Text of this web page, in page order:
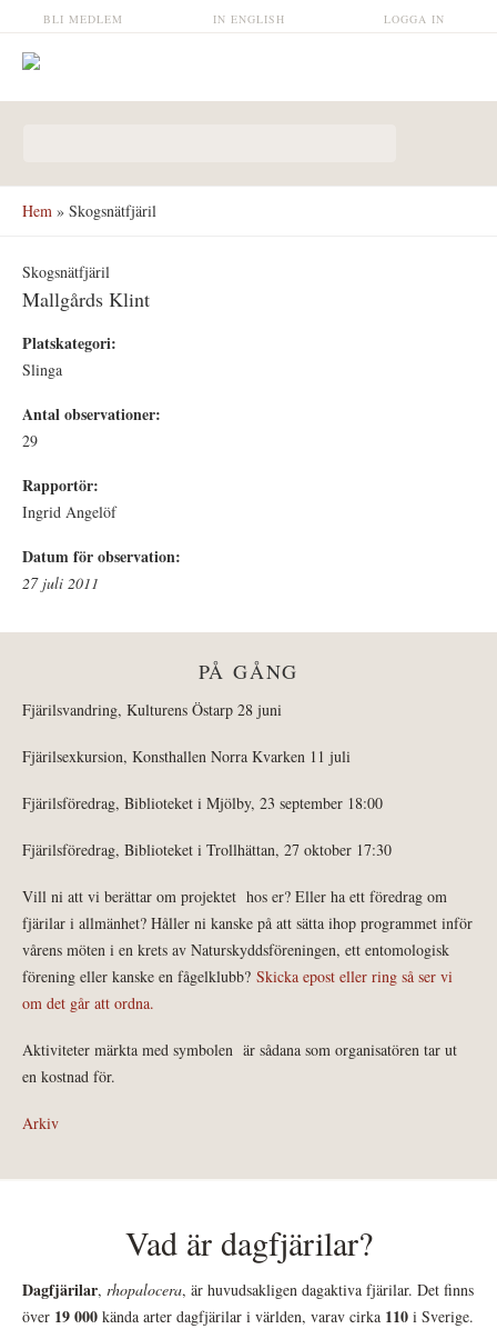
Hoppa till huvudinnehåll LOGGA IN
IN ENGLISH
BLI MEDLEM
Hem » Skogsnätfjäril
Skogsnätfjäril
Mallgårds Klint
Platskategori:
Slinga
Antal observationer:
29
Rapportör:
Ingrid Angelöf
Datum för observation:
27 juli 2011
PÅ GÅNG
Fjärilsvandring, Kulturens Östarp 28 juni
Fjärilsexkursion, Konsthallen Norra Kvarken 11 juli
Fjärilsföredrag, Biblioteket i Mjölby, 23 september 18:00
Fjärilsföredrag, Biblioteket i Trollhättan, 27 oktober 17:30
Vill ni att vi berättar om projektet hos er? Eller ha ett föredrag om
fjärilar i allmänhet? Håller ni kanske på att sätta ihop programmet inför
vårens möten i en krets av Naturskyddsföreningen, ett entomologisk
förening eller kanske en fågelklubb? Skicka epost eller ring så ser vi
om det går att ordna.
Aktiviteter märkta med symbolen är sådana som organisatören tar ut
en kostnad för.
Arkiv
Vad är dagfjärilar?
Dagfjärilar, rhopalocera, är huvudsakligen dagaktiva fjärilar. Det finns
över 19 000 kända arter dagfjärilar i världen, varav cirka 110 i Sverige.